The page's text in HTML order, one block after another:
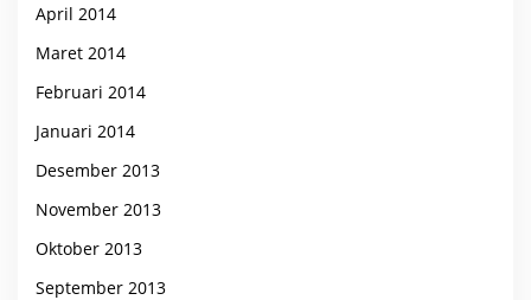
April 2014
Maret 2014
Februari 2014
Januari 2014
Desember 2013
November 2013
Oktober 2013
September 2013